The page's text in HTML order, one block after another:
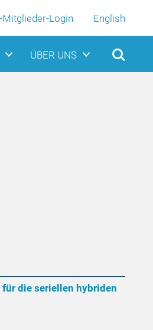
Mitglieder-Login English
ÜBER UNS
die seriellen hybriden